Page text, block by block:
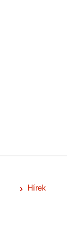
Hírek